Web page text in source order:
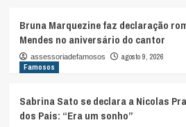
Bruna Marquezine faz declaração
Mendes no aniversário do cantor
assessoriadefamosos
agosto 9, 2026
Famosos
Sabrina Sato se declara a Nicolas
dos Pais: “Era um sonho”